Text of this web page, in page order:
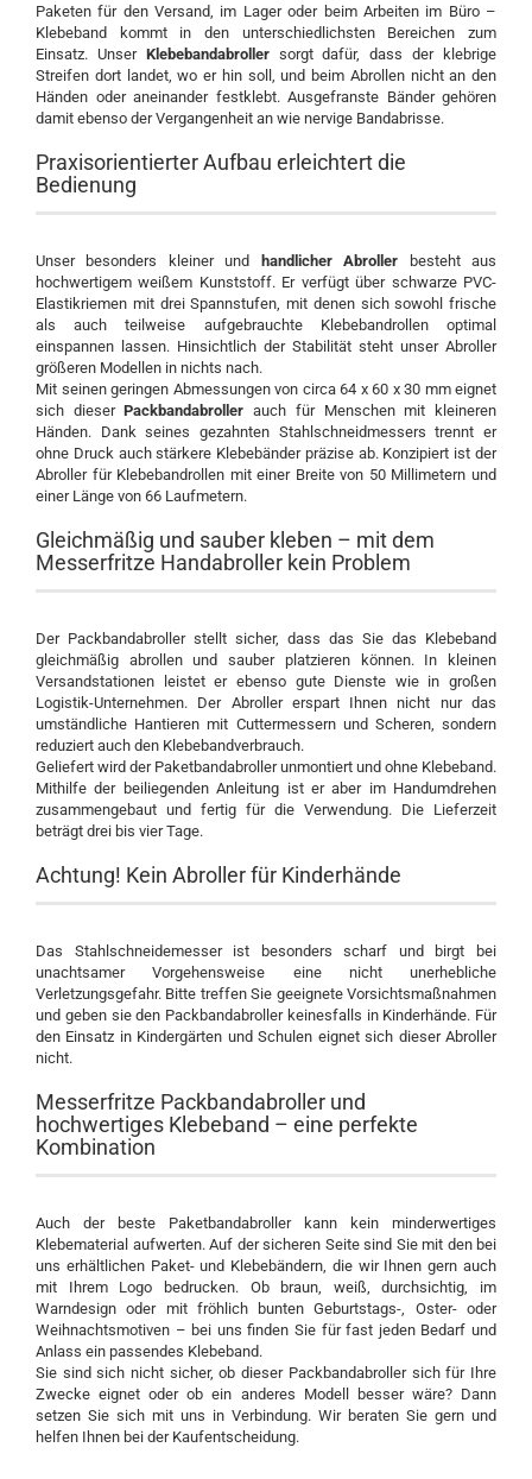
Paketen für den Versand, im Lager oder beim Arbeiten im Büro –
Klebeband kommt in den unterschiedlichsten Bereichen zum
Einsatz. Unser Klebebandabrollersorgt dafür, dass der klebrige
Streifen dort landet, wo er hin soll, und beim Abrollen nicht an den
Händen oder aneinander festklebt. Ausgefranste Bänder gehören
damit ebenso der Vergangenheit an wie nervige Bandabrisse.
Praxisorientierter Aufbau erleichtert die
Bedienung
Unser besonders kleiner und handlicher Abroller besteht aus
hochwertigem weißem Kunststoff. Er verfügt über schwarze PVC-
Elastikriemen mit drei Spannstufen, mit denen sich sowohl frische
als auch teilweise aufgebrauchte Klebebandrollen optimal
einspannen lassen. Hinsichtlich der Stabilität steht unser Abroller
größeren Modellen in nichts nach.
Mit seinen geringen Abmessungen von circa 64 x 60 x 30 mm eignet
sich dieserPackbandabroller auch für Menschen mit kleineren
Händen. Dank seines gezahnten Stahlschneidmessers trennt er
ohne Druck auch stärkere Klebebänder präzise ab. Konzipiert ist der
Abroller für Klebebandrollen mit einer Breite von 50 Millimetern und
einer Länge von 66 Laufmetern.
Gleichmäßig und sauber kleben – mit dem
Messerfritze Handabroller kein Problem
Der Packbandabroller stellt sicher, dass das Sie das Klebeband
gleichmäßig abrollen und sauber platzieren können. In kleinen
Versandstationen leistet er ebenso gute Dienste wie in großen
Logistik-Unternehmen. Der Abroller erspart Ihnen nicht nur das
umständliche Hantieren mit Cuttermessern und Scheren, sondern
reduziert auch den Klebebandverbrauch.
Geliefert wird der Paketbandabroller unmontiert und ohne Klebeband.
Mithilfe der beiliegenden Anleitung ist er aber im Handumdrehen
zusammengebaut und fertig für die Verwendung. Die Lieferzeit
beträgt drei bis vier Tage.
Achtung! Kein Abroller für Kinderhände
Das Stahlschneidemesser ist besonders scharf und birgt bei
unachtsamer Vorgehensweise eine nicht unerhebliche
Verletzungsgefahr. Bitte treffen Sie geeignete Vorsichtsmaßnahmen
und geben sie den Packbandabroller keinesfalls in Kinderhände. Für
den Einsatz in Kindergärten und Schulen eignet sich dieser Abroller
nicht.
Messerfritze Packbandabroller und
hochwertiges Klebeband – eine perfekte
Kombination
Auch der beste Paketbandabroller kann kein minderwertiges
Klebematerial aufwerten. Auf der sicheren Seite sind Sie mit den bei
uns erhältlichen Paket- und Klebebändern, die wir Ihnen gern auch
mit Ihrem Logo bedrucken. Ob braun, weiß, durchsichtig, im
Warndesign oder mit fröhlich bunten Geburtstags-, Oster- oder
Weihnachtsmotiven – bei uns finden Sie für fast jeden Bedarf und
Anlass ein passendes Klebeband.
Sie sind sich nicht sicher, ob dieser Packbandabroller sich für Ihre
Zwecke eignet oder ob ein anderes Modell besser wäre? Dann
setzen Sie sich mit uns in Verbindung. Wir beraten Sie gern und
helfen Ihnen bei der Kaufentscheidung.